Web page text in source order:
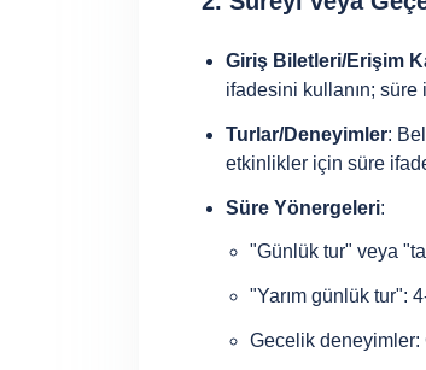
Giriş Biletleri/Erişim
ifadesini kullanın; süre
Turlar/Deneyimler:
etkinlikler için süre
Süre Yönergeleri:
"Günlük tur" veya
"Yarım günlük tur":
Gecelik deneyimler: